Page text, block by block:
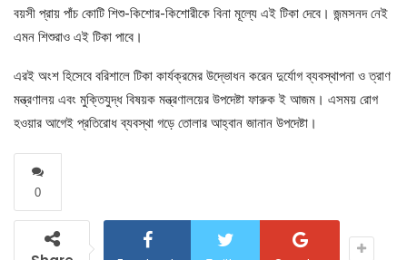
বয়সী প্রায় পাঁচ কোটি শিশু-কিশোর-কিশোরীকে বিনা মূল্যে এই টিকা দেবে। জন্মসনদ নেই
এমন শিশুরাও এই টিকা পাবে।
এরই অংশ হিসেবে বরিশালে টিকা কার্যক্রমের উদ্ভোধন করেন দুর্যোগ ব্যবস্থাপনা ও ত্রাণ
মন্ত্রণালয় এবং মুক্তিযুদ্ধ বিষয়ক মন্ত্রণালয়ের উপদেষ্টা ফারুক ই আজম। এসময় রোগ
হওয়ার আগেই প্রতিরোধ ব্যবস্থা গড়ে তোলার আহ্বান জানান উপদেষ্টা।
0